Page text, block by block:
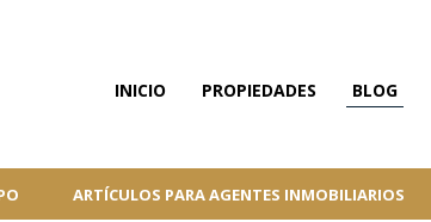
INICIO PROPIEDADES BLOG
ARTÍCULOS PARA AGENTES INMOBILIARIOS